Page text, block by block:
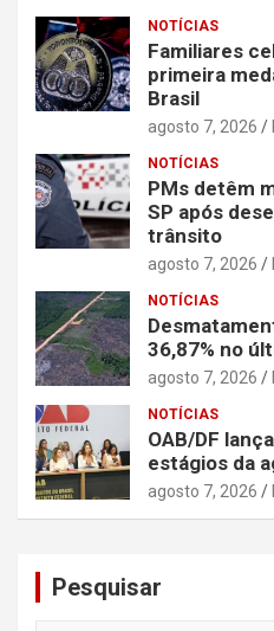
NOTÍCIAS
Familiares
primeira
Brasil
agosto 7, 2026
NOTÍCIAS
PMs detêm
SP após
trânsito
agosto 7, 2026
NOTÍCIAS
36,87% no
agosto 7, 2026
NOTÍCIAS
OAB/DF
estágios da
agosto 7, 2026
Pesquisar